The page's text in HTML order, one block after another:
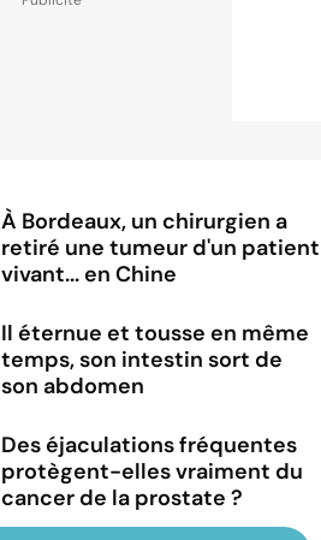
À Bordeaux, un chirurgien a
retiré une tumeur d'un patient
vivant... en Chine
Il éternue et tousse en même
temps, son intestin sort de
son abdomen
Des éjaculations fréquentes
protègent-elles vraiment du
cancer de la prostate ?